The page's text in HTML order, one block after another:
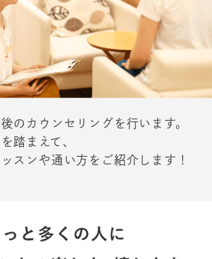
のカウンセリングを行います。
踏まえて、
スンや通い方をご紹介します！